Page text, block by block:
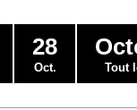
28
Oct. Tout